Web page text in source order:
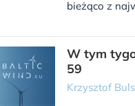
bieżąco z
W tym
59
Krzysztof